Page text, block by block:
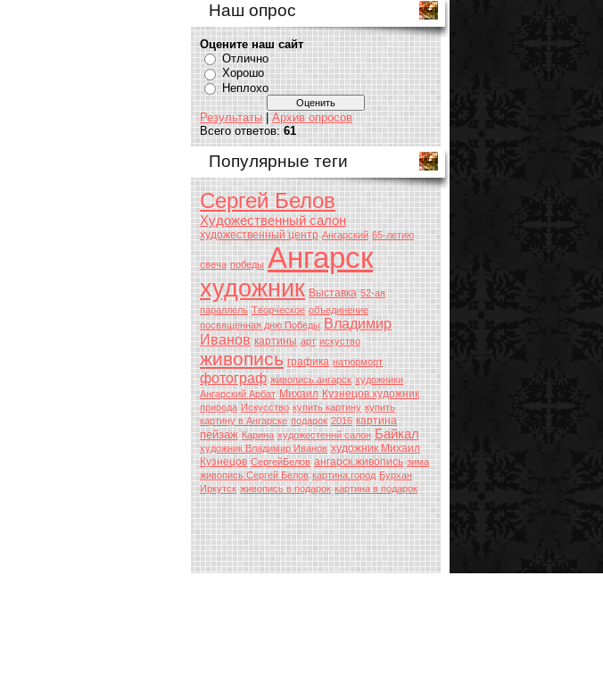
Наш опрос
Оцените наш сайт
Отлично
Хорошо
Неплохо
Результаты |Архив опросов
Всего ответов:61
Популярные теги
Сергей Белов
Художественный салон
художественный центр Ангарский 65-летию
свеча победы Ангарск
художник Выставка 52-ая
параллель Творческое объединение
посвященная дню Победы Владимир
Иванов картины арт искуство
живопись графика натюрморт
фотограф живопись.ангарск художники
Ангарский Арбат Михаил Кузнецов.художник
природа Искусство купить картину купить
картину в Ангарске подарок 2016 картина
пейзаж Карина художестеннй салон Байкал
художник Владимир Иванов художник Михаил
Кузнецов СергейБелов ангарск.живопись зима
живопись.Сергей Белов картина.город Бурхан
Иркутск живопись в подарок картина в подарок